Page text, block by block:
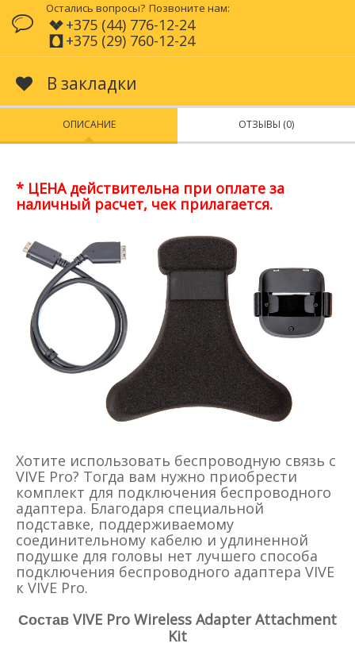
Остались вопросы? Позвоните нам:
+375 (44) 776-12-24
+375 (29) 760-12-24
В закладки
ОПИСАНИЕ ОТЗЫВЫ (0)
* ЦЕНА действительна при оплате за
наличный расчет, чек прилагается.
Хотите использовать беспроводную связь с
VIVE Pro? Тогда вам нужно приобрести
комплект для подключения беспроводного
адаптера. Благодаря специальной
подставке, поддерживаемому
соединительному кабелю и удлиненной
подушке для головы нет лучшего способа
подключения беспроводного адаптера VIVE
к VIVE Pro.
Состав VIVE Pro Wireless Adapter Attachment
Kit